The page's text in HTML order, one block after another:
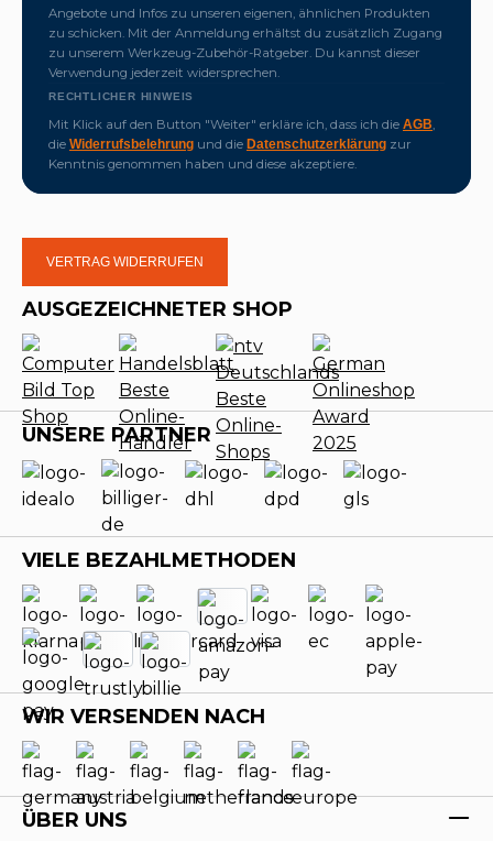
Angebote und Infos zu unseren eigenen, ähnlichen Produkten
zu schicken. Mit der Anmeldung erhältst du zusätzlich Zugang
zu unserem Werkzeug-Zubehör-Ratgeber. Du kannst dieser
Verwendung jederzeit widersprechen.
RECHTLICHER HINWEIS
Mit Klick auf den Button "Weiter" erkläre ich, dass ich die AGB
die Widerrufsbelehrung und die Datenschutzerklärung zur
Kenntnis genommen haben und diese akzeptiere.
VERTRAG WIDERRUFEN
AUSGEZEICHNETER SHOP
UNSERE PARTNER
VIELE BEZAHLMETHODEN
WIR VERSENDEN NACH
ÜBER UNS